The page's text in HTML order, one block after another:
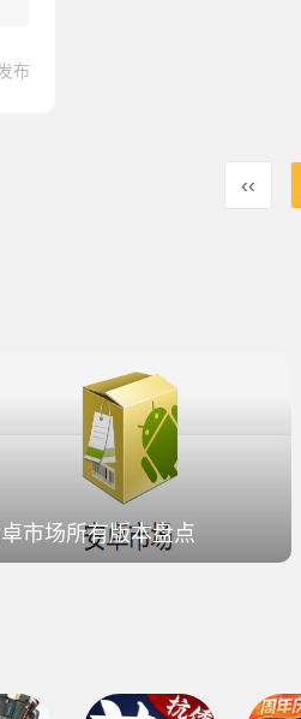
布
‹‹
市场所有版本盘点